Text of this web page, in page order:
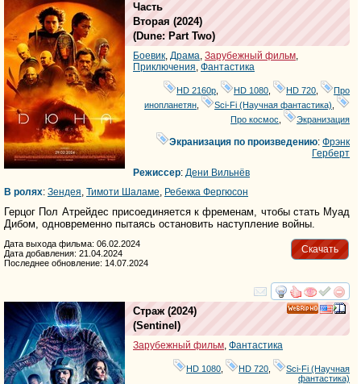
Часть
Вторая (2024)
(Dune: Part Two)
Боевик, Драма, Зарубежный фильм,
Приключения, Фантастика
HD 2160р HD 1080 HD 720
Про
инопланетян
Sci-Fi (Научная фантастика)
Про космос
Экранизация
Экранизация по произведению:Фрэнк
Герберт
Режиссер: Дени Вильнёв
В ролях: Зендея, Тимоти Шаламе, Ребекка Фергюсон
Герцог Пол Атрейдес присоединяется к фременам, чтобы стать Муад
Дибом, одновременно пытаясь остановить наступление войны.
Скачать
Дата выхода фильма: 06.02.2024
Дата добавления: 21.04.2024
Последнее обновление: 14.07.2024
смотреть
Страж(2024)
(Sentinel )
Зарубежный фильм, Фантастика
HD 1080 HD 720
Sci-Fi (Научная
фантастика)